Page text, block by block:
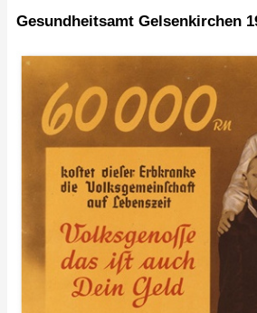
Gesundheitsamt Gelsenkirchen